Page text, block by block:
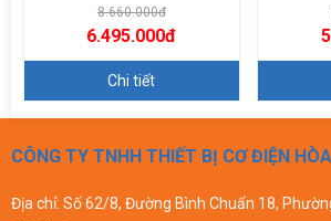
8.660.000đ
6.495.000đ
Chi tiết
CÔNG TY TNHH THIẾT BỊ CƠ ĐIỆN
Địa chỉ: Số 62/8, Đường Bình Chuẩn 18,